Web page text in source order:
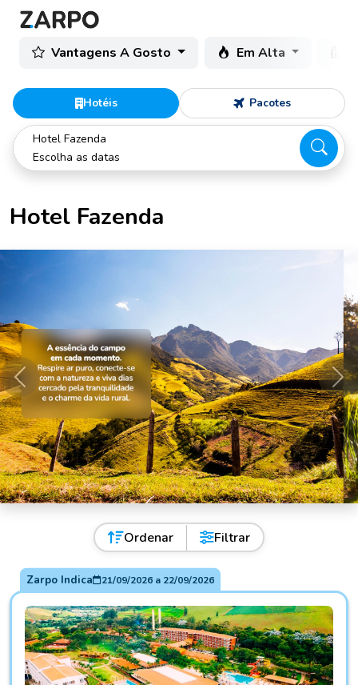
Vantagens A Gosto Em Alta
Hotéis Pacotes
Hotel Fazenda
Escolha as datas
Hotel Fazenda
Anterior
Ordenar Filtrar
Zarpo Indica 21/09/2026a 22/09/2026